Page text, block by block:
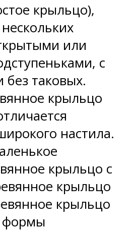
крыльцо),
или
с
таковых.
крыльцо
настила.
крыльцо с
крыльцо
крыльцо
формы